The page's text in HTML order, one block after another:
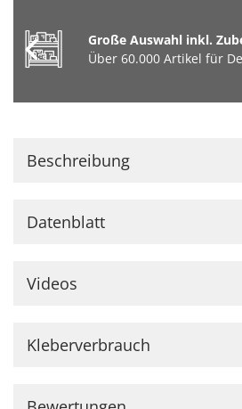
Große Auswahl inkl.
Über 60.000 Artikel für
Beschreibung
Datenblatt
Videos
Kleberverbrauch